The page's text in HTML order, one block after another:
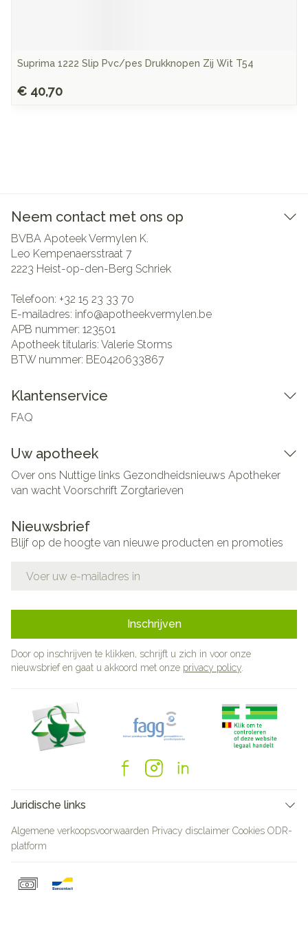
Suprima 1222 Slip Pvc/pes Drukknopen Zij Wit T54
€ 40,70
Neem contact met ons op
BVBA Apoteek Vermylen K.
Leo Kempenaersstraat 7
2223 Heist-op-den-Berg Schriek
Telefoon: +32 15 23 33 70
E-mailadres: info@apotheekvermylen.be
APB nummer: 123501
Apotheek titularis: Valerie Storms
BTW nummer: BE0420633867
Klantenservice
FAQ
Uw apotheek
Over ons Nuttige links Gezondheidsnieuws Apotheker
van wachtVoorschrift Zorgtarieven
Nieuwsbrief
Blijf op de hoogte van nieuwe producten en promoties
Inschrijven
Door op inschrijven te klikken, schrijft u zich in voor onze
nieuwsbrief en gaat u akkoord met onze privacy policy
Juridische links
Algemene verkoopsvoorwaarden Privacy disclaimer Cookies ODR-
platform